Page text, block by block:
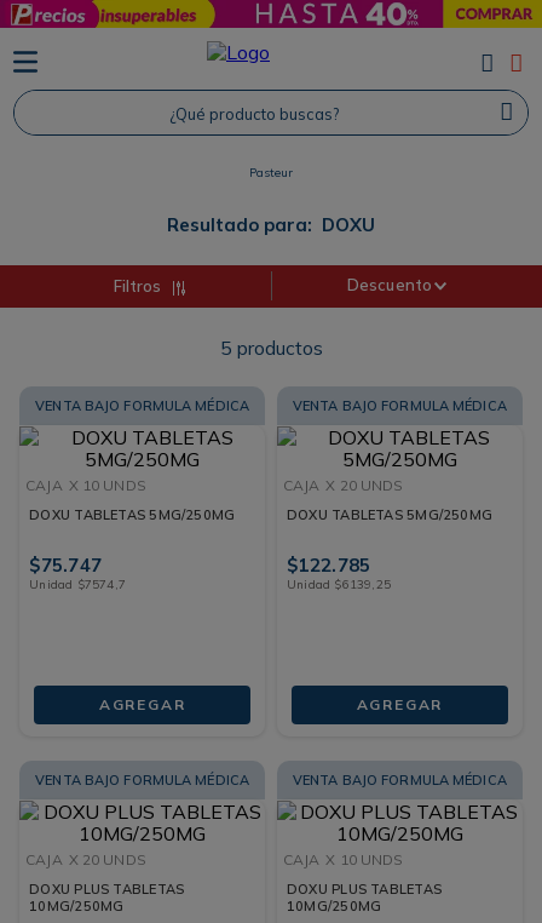
¿Qué producto buscas?
Pasteur
Resultado para: DOXU
Filtros Descuento
5 productos
VENTA BAJO FORMULA MÉDICA
CAJA X 10 UNDS
DOXU TABLETAS 5MG/250MG
$75.747
Unidad $7574 7
AGREGAR
VENTA BAJO FORMULA MÉDICA
CAJA X 20 UNDS
DOXU TABLETAS 5MG/250MG
$122.785
Unidad $6139 25
AGREGAR
VENTA BAJO FORMULA MÉDICA
CAJA X 20 UNDS
DOXU PLUS TABLETAS
10MG/250MG
VENTA BAJO FORMULA MÉDICA
CAJA X 10 UNDS
DOXU PLUS TABLETAS
10MG/250MG
TÉRMINOS MÁS BUSCADOS
1. Protector Solar
2. Proteina